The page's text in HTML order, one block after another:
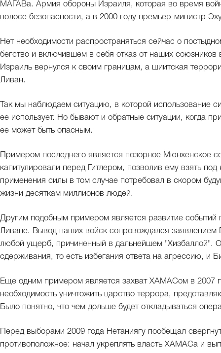
МАГАВа. Армия обороны Израиля, которая во время
полосе безопасности, а в 2000 году премьер-министр
Нет необходимости распространяться сейчас о
бегство и включившем в себя отказ от наших
Израиль вернулся к своим границам, а шиитская
Ливан.
Так мы наблюдаем ситуацию, в которой использование
ее использует. Но бывают и обратные ситуации, когда
ее может быть опасным.
Примером последнего является позорное Мюнхенское
капитулировали перед Гитлером, позволив ему взять
применения силы в том случае потребовал в скором
жизни десяткам миллионов людей.
Другим подобным примером является развитие событий
Ливане. Вывод наших войск сопровождался заявлением
любой ущерб, причиненный в дальнейшем "Хизбаллой".
сдерживания, то есть избегания ответа на агрессию, и
Еще одним примером является захват ХАМАСом в 2007
необходимость уничтожить царство террора,
Было понятно, что чем дольше будет откладываться
Перед выборами 2009 года Нетаниягу пообещал
противоположное: начал укреплять власть ХАМАСа и